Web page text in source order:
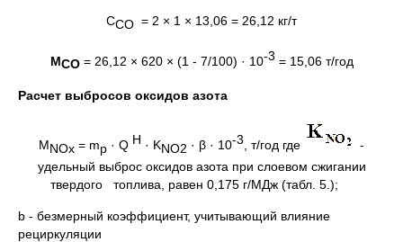
ССО = 2 × 1 × 13,06 = 26,12 кг/т
МСО = 26,12 × 620 × (1 - 7/100) · 10-3 = 15,06 т/год
Расчет выбросов оксидов азота
MNOх = mp · Q H · KNO2 · β · 10-3 , т/год где
-
удельный выброс оксидов азота при слоевом сжигании
твердого топлива, равен 0,175 г/МДж (табл. 5.);
b - безмерный коэффициент, учитывающий влияние
рециркуляции